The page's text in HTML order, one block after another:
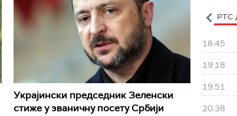
Украјински председник Зеленски
стиже у званичну посету Србији
РТС Класика РТС Коло РТС Полетарац РТС
18:45
19:18
19:51
20:38